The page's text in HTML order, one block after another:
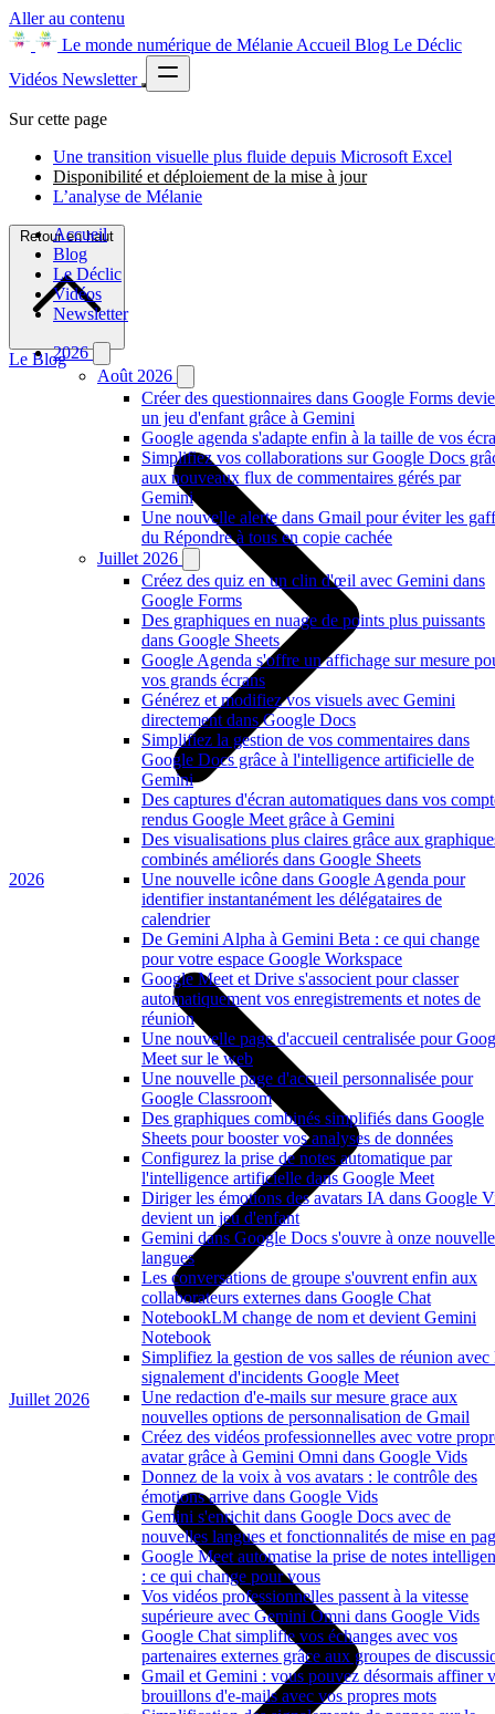
Aller au contenu
Le monde numérique de Mélanie Accueil Blog Le Déclic
Vidéos Newsletter
Accueil
Blog
Le Déclic
Vidéos
Newsletter
2026
Août 2026
Créer des questionnaires dans Google Forms
un jeu d'enfant grâce à Gemini
Google agenda s'adapte enfin à la taille de vos
Simplifiez vos collaborations sur Google Docs
aux nouveaux flux de commentaires gérés par
Gemini
Une nouvelle alerte dans Gmail pour éviter les
du Répondre à tous en copie cachée
Juillet 2026
Créez des quiz en un clin d'œil avec Gemini dans
Google Forms
Des graphiques en nuage de points plus puissants
dans Google Sheets
Google Agenda s'offre un affichage sur mesure
vos grands écrans
Générez et modifiez vos visuels avec Gemini
directement dans Google Docs
Simplifiez la gestion de vos commentaires dans
Google Docs grâce à l'intelligence artificielle de
Gemini
Des captures d'écran automatiques dans vos
rendus Google Meet grâce à Gemini
Des visualisations plus claires grâce aux
combinés améliorés dans Google Sheets
Une nouvelle icône dans Google Agenda pour
identifier instantanément les délégataires de
calendrier
De Gemini Alpha à Gemini Beta : ce qui change
pour votre espace Google Workspace
Google Meet et Drive s'associent pour classer
automatiquement vos enregistrements et notes de
réunion
Une nouvelle page d'accueil centralisée pour
Meet sur le web
Une nouvelle page d'accueil personnalisée pour
Google Classroom
Des graphiques combinés simplifiés dans Google
Sheets pour booster vos analyses de données
Configurez la prise de notes automatique par
l'intelligence artificielle dans Google Meet
Diriger les émotions des avatars IA dans Google
devient un jeu d'enfant
Gemini dans Google Docs s'ouvre à onze
langues
Les conversations de groupe s'ouvrent enfin aux
collaborateurs externes dans Google Chat
NotebookLM change de nom et devient Gemini
Notebook
Simplifiez la gestion de vos salles de réunion avec
signalement d'incidents Google Meet
Une redaction d'e-mails sur mesure grace aux
nouvelles options de personnalisation de Gmail
Créez des vidéos professionnelles avec votre
avatar grâce à Gemini Omni dans Google Vids
Donnez de la voix à vos avatars : le contrôle des
émotions arrive dans Google Vids
Gemini s'enrichit dans Google Docs avec de
nouvelles langues et fonctionnalités de mise en
Google Meet automatise la prise de notes
: ce qui change pour vous
Vos vidéos professionnelles passent à la vitesse
supérieure avec Gemini Omni dans Google Vids
Google Chat simplifie vos échanges avec vos
partenaires externes grâce aux groupes de
Gmail et Gemini : vous pouvez désormais affiner
brouillons d'e-mails avec vos propres mots
Sur cette page
Une transition visuelle plus fluide depuis Microsoft Excel
Disponibilité et déploiement de la mise à jour
L’analyse de Mélanie
Retour en haut
Le Blog
2026
Juillet 2026